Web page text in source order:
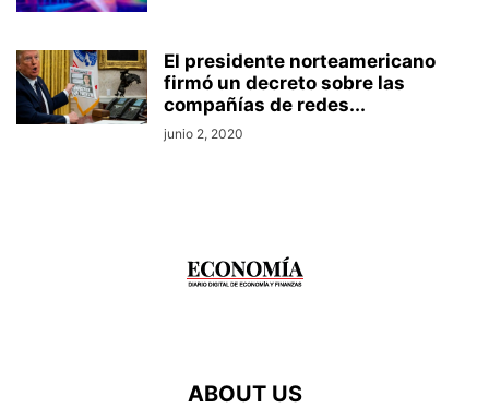
El presidente norteamericano
firmó un decreto sobre las
compañías de redes...
junio 2, 2020
ABOUT US